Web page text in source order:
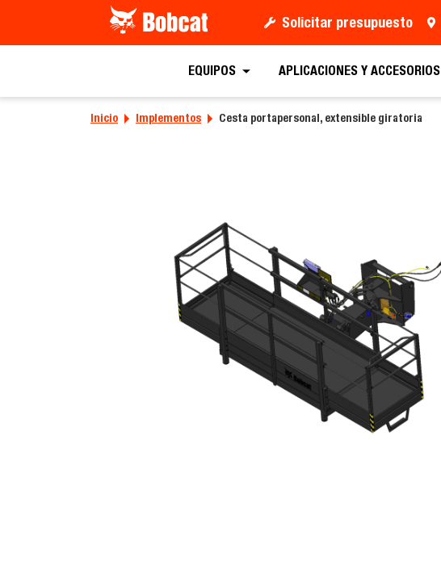
Solicitar presupuesto
EQUIPOS APLICACIONES Y ACCESORIOS
Inicio Implementos Cesta portapersonal, extensible giratoria
Solicitar un Presupuesto